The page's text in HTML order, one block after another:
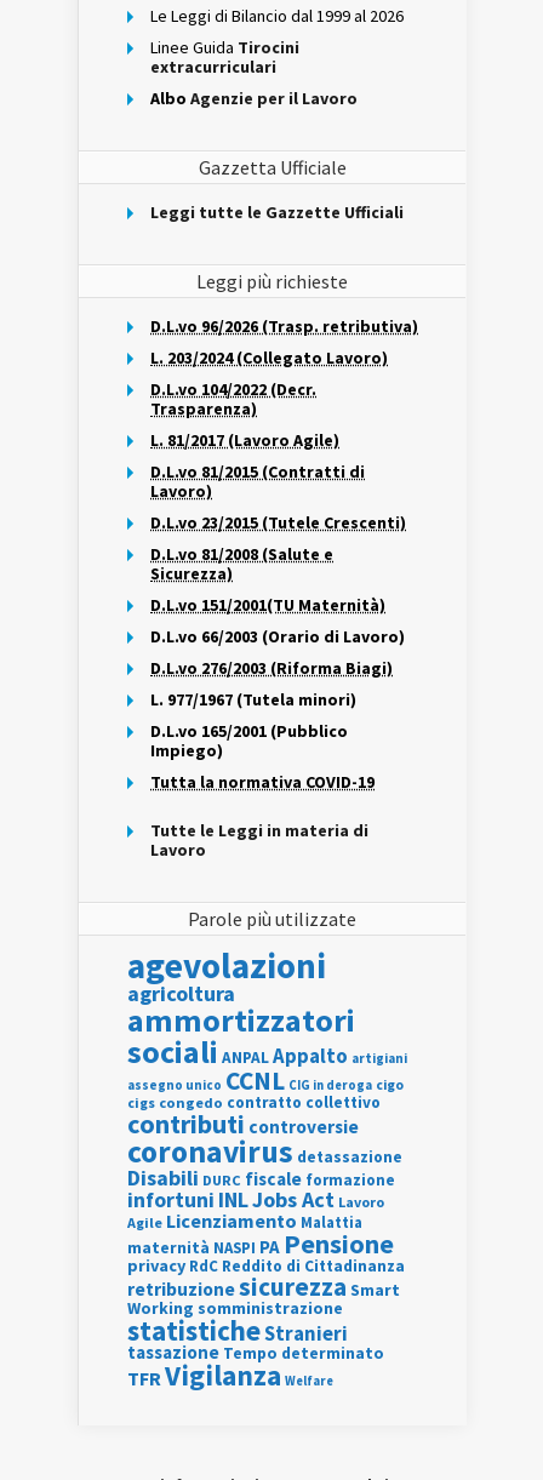
Le Leggi di Bilancio dal 1999 al 2026
Linee Guida Tirocini
extracurriculari
Albo Agenzie per il Lavoro
Gazzetta Ufficiale
Leggi tutte le Gazzette Ufficiali
Leggi più richieste
D.L.vo 96/2026 (Trasp. retributiva)
L. 203/2024 (Collegato Lavoro)
D.L.vo 104/2022 (Decr.
Trasparenza)
L. 81/2017 (Lavoro Agile)
D.L.vo 81/2015 (Contratti di
Lavoro)
D.L.vo 23/2015 (Tutele Crescenti)
D.L.vo 81/2008 (Salute e
Sicurezza)
D.L.vo 151/2001(TU Maternità)
D.L.vo 66/2003 (Orario di Lavoro)
D.L.vo 276/2003 (Riforma Biagi)
L. 977/1967 (Tutela minori)
D.L.vo 165/2001 (Pubblico
Impiego)
Tutta la normativa COVID-19
Tutte le Leggi in materia di
Lavoro
Parole più utilizzate
agevolazioni
agricoltura
ammortizzatori
sociali ANPALAppalto artigiani
assegno unico CCNL CIG in deroga cigo
cigs congedo contratto collettivo
contributi controversie
coronavirus detassazione
Disabili DURC fiscale formazione
infortuni INLJobs Act Lavoro
Agile Licenziamento Malattia
maternità NASPI PA Pensione
privacy RdC Reddito di Cittadinanza
retribuzionesicurezza Smart
Working somministrazione
statisticheStranieri
tassazione Tempo determinato
TFRVigilanza Welfare